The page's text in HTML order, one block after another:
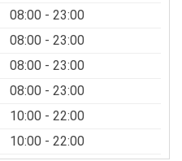
08:00 - 23:00
08:00 - 23:00
08:00 - 23:00
08:00 - 23:00
10:00 - 22:00
10:00 - 22:00